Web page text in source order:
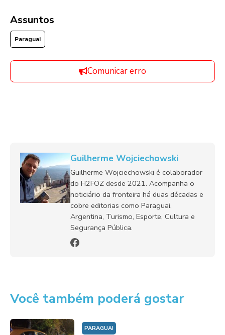
Assuntos
Paraguai
Comunicar erro
Guilherme Wojciechowski
Guilherme Wojciechowski é colaborador
do H2FOZ desde 2021. Acompanha o
noticiário da fronteira há duas décadas e
cobre editorias como Paraguai,
Argentina, Turismo, Esporte, Cultura e
Segurança Pública.
Você também poderá gostar
PARAGUAI